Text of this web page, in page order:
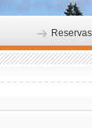
Reservas